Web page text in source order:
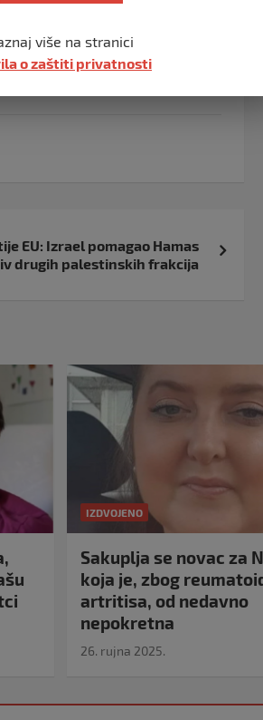
je u saopštenju OHR-a. prenosi
EU: Izrael pomagao Hamas
drugih palestinskih frakcija
IZDVOJENO
Sakuplja se novac za
koja je, zbog
artritisa, od nedavno
nepokretna
26. rujna 2025.
više na stranici
o zaštiti privatnosti